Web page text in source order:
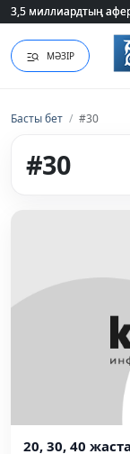
3,5 миллиардтың
3,5 миллиардтың
МӘЗІР
Басты бет / #30
#30
20, 30, 40